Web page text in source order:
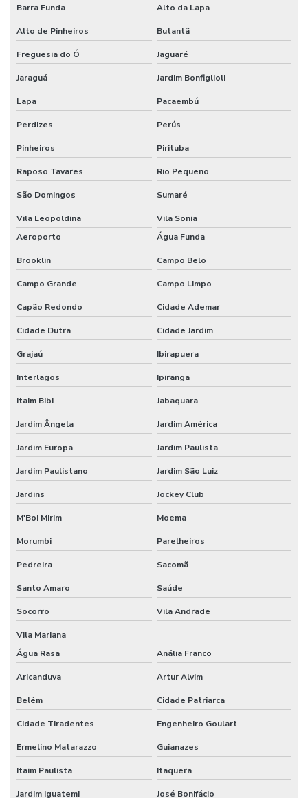
Empresa de piso industrial
Empresa de projetos arquitetônicos
Empresa de reforma comercial
Empresa de reforma de condominio
Empresa de reforma corporativa
Empresa de reforma industrial
Empresa de reforma industrial campinas
Empresa de reforma industrial e comercial
Empresas de gerenciamento de projetos e obras
Empresas de projetos de engenharia sp
Escritório de construção
Escritório de construção em campinas
Escritório de construção em campinas e região
Escritório de construção em campinas sp
Escritório de construção civil
Escritório de construção comercial
Escritório de construção industrial em campinas
Escritório de engenharia e arquitetura
Escritório de engenharia em campinas
Escritório de engenharia civil em campinas
Estrutura metalica para galpão industrial
Estrutura metálica galpão mezanino
Execução de piso de concreto polido
Instalação de piso de concreto
Instalação de piso para estacionamento
Instalação de piso industrial
Instalação de piso industrial de concreto
Barra Funda Alto da Lapa
Alto de Pinheiros Butantã
Freguesia do Ó Jaguaré
Jaraguá Jardim Bonfiglioli
Lapa Pacaembú
Perdizes Perús
Pinheiros Pirituba
Raposo Tavares Rio Pequeno
São Domingos Sumaré
Vila Leopoldina
Vila Sonia
Aeroporto
Água Funda
Brooklin Campo Belo
Campo Grande Campo Limpo
Capão Redondo Cidade Ademar
Cidade Dutra Cidade Jardim
Grajaú Ibirapuera
Interlagos Ipiranga
Itaim Bibi Jabaquara
Jardim Ângela Jardim América
Jardim Europa Jardim Paulista
Jardim Paulistano Jardim São Luiz
Jardins Jockey Club
M'Boi Mirim Moema
Morumbi Parelheiros
Pedreira Sacomã
Santo Amaro Saúde
Socorro Vila Andrade
Vila Mariana
Água Rasa
Anália Franco
Aricanduva Artur Alvim
Belém Cidade Patriarca
Cidade Tiradentes Engenheiro Goulart
Ermelino Matarazzo Guianazes
Itaim Paulista Itaquera
Jardim Iguatemi José Bonifácio